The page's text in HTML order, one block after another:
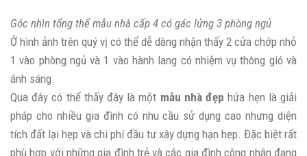
Góc nhìn tổng thể mẫu nhà cấp 4 có gác lửng 3 phòng ngủ
Ở hình ảnh trên quý vị có thể dễ dàng nhận thấy 2 cửa chớp nhỏ
1 vào phòng ngủ và 1 vào hành lang có nhiệm vụ thông gió và
ánh sáng.
Qua đây có thể thấy đây là một mẫu nhà đẹp hứa hẹn là giải
pháp cho nhiều gia đình có nhu cầu sử dụng cao nhưng diện
tích đất lại hẹp và chi phí đầu tư xây dựng hạn hẹp. Đặc biệt rất
phù hợp với những gia đình trẻ và các gia đình công nhân đang